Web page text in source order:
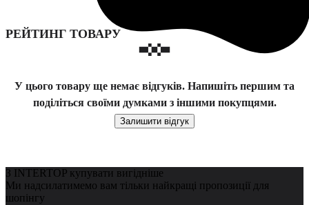
РЕЙТИНГ ТОВАРУ
У цього товару ще немає відгуків. Напишіть першим та
поділіться своїми думками з іншими покупцями.
Залишити відгук
З INTERTOP купувати вигідніше
Ми надсилатимемо вам тільки найкращі пропозиції для
шопінгу